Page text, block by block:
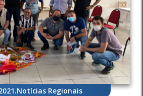
.Notícias Regionais